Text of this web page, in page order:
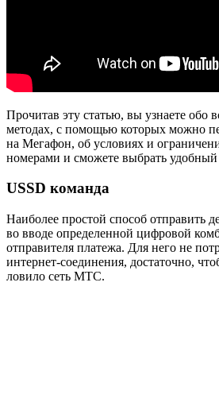
Прочитав эту статью, вы узнаете обо
методах, с помощью которых можно
на Мегафон, об условиях и
номерами и сможете выбрать удобный
USSD команда
Наиболее простой способ отправить
во вводе определенной цифровой
отправителя платежа. Для него не
интернет-соединения, достаточно,
ловило сеть МТС.